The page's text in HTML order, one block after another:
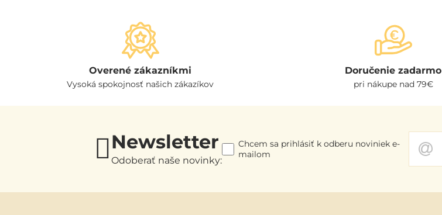
Overené zákazníkmi
Vysoká spokojnosť našich zákazíkov
Doručenie zadarmo
pri nákupe nad 79€
Newsletter
Odoberať naše novinky:
Chcem sa prihlásiť k odberu noviniek e-
mailom